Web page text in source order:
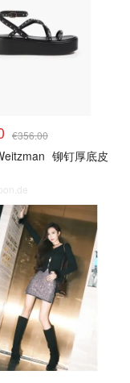
€356.00
铆钉厚底皮